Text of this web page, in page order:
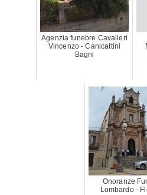
Agenzia funebre Cavalieri
Vincenzo - Canicattini
Bagni
Onoranze
Lombardo -